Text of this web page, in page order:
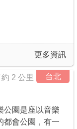
更多資訊
台北
約 2 公里
公園是座以音樂
都會公園，有一